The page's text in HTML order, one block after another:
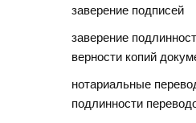
заверение подписей
заверение
верности копий
нотариальные
подлинности